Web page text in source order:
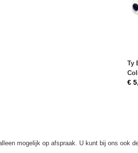
Ty
€
mogelijk op afspraak. U kunt bij ons ook